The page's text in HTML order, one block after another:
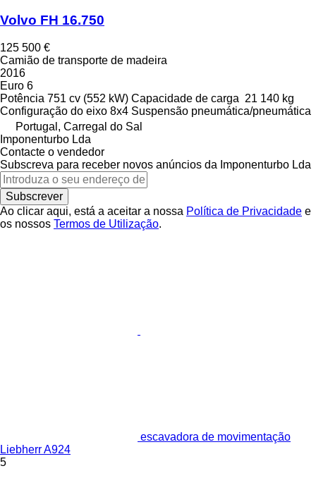
Volvo FH 16.750
125 500 €
Camião de transporte de madeira
2016
Euro 6
Potência 751 cv (552 kW) Capacidade de carga 21 140 kg
Configuração do eixo 8x4 Suspensão pneumática/pneumática
Portugal, Carregal do Sal
Imponenturbo Lda
Contacte o vendedor
Subscreva para receber novos anúncios da Imponenturbo Lda
Subscrever
Ao clicar aqui, está a aceitar a nossa Política de Privacidade e
os nossos Termos de Utilização.
escavadora de movimentação
Liebherr A924
5